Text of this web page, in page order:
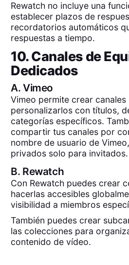
Rewatch no incluye una
establecer plazos de
recordatorios automáticos
respuestas a tiempo.
10. Canales de
Dedicados
A.Vimeo
Vimeo permite crear
personalizarlos con títulos,
categorías específicos.
compartir tus canales por
nombre de usuario de
privados solo para invitados.
B. Rewatch
Con Rewatch puedes crear
hacerlas accesibles
visibilidad a miembros
También puedes crear
las colecciones para
contenido de vídeo.